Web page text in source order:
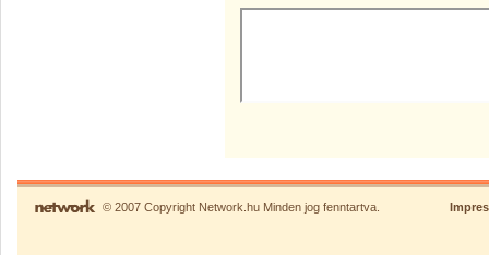
© 2007 Copyright Network.hu Minden jog fenntartva.